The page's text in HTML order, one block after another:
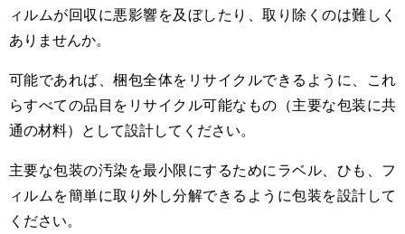
ィルムが回収に悪影響を及ぼしたり、取り除くのは難しく
ありませんか。
可能であれば、梱包全体をリサイクルできるように、これ
らすべての品目をリサイクル可能なもの（主要な包装に共
通の材料）として設計してください。
主要な包装の汚染を最小限にするためにラベル、ひも、フ
ィルムを簡単に取り外し分解できるように包装を設計して
ください。